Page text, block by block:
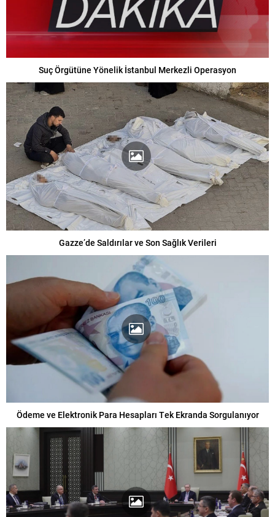
Suç Örgütüne Yönelik İstanbul Merkezli Operasyon
Gazze’de Saldırılar ve Son Sağlık Verileri
Ödeme ve Elektronik Para Hesapları Tek Ekranda Sorgulanıyor